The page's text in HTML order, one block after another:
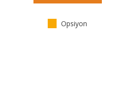
Opsiyon